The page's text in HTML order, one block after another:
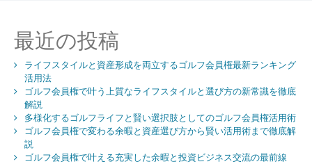
ョ
ン
最近の投稿
ライフスタイルと資産形成を両立するゴルフ会員権最新ランキング
活用法
ゴルフ会員権で叶う上質なライフスタイルと選び方の新常識を徹底
解説
多様化するゴルフライフと賢い選択肢としてのゴルフ会員権活用術
ゴルフ会員権で変わる余暇と資産選び方から賢い活用術まで徹底解
説
ゴルフ会員権で叶える充実した余暇と投資ビジネス交流の最前線